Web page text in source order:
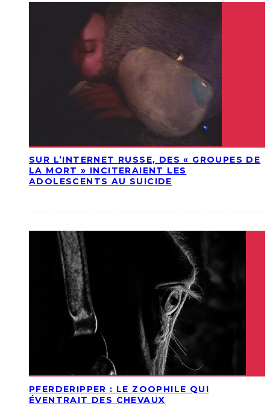
SUR L’INTERNET RUSSE, DES « GROUPES DE
LA MORT » INCITERAIENT LES
ADOLESCENTS AU SUICIDE
PFERDERIPPER : LE ZOOPHILE QUI
ÉVENTRAIT DES CHEVAUX